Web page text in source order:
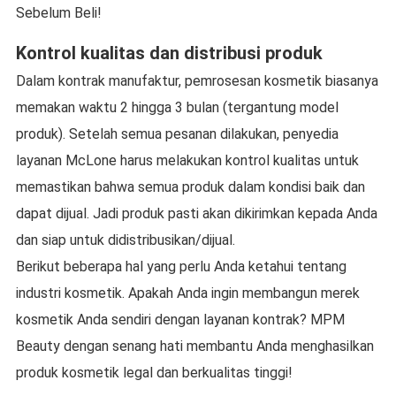
Sebelum Beli!
Kontrol kualitas dan distribusi produk
Dalam kontrak manufaktur, pemrosesan kosmetik biasanya
memakan waktu 2 hingga 3 bulan (tergantung model
produk). Setelah semua pesanan dilakukan, penyedia
layanan McLone harus melakukan kontrol kualitas untuk
memastikan bahwa semua produk dalam kondisi baik dan
dapat dijual. Jadi produk pasti akan dikirimkan kepada Anda
dan siap untuk didistribusikan/dijual.
Berikut beberapa hal yang perlu Anda ketahui tentang
industri kosmetik. Apakah Anda ingin membangun merek
kosmetik Anda sendiri dengan layanan kontrak? MPM
Beauty dengan senang hati membantu Anda menghasilkan
produk kosmetik legal dan berkualitas tinggi!